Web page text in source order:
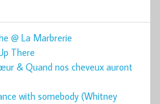
@ La Marbrerie
There
& Quand nos cheveux auront
with somebody (Whitney